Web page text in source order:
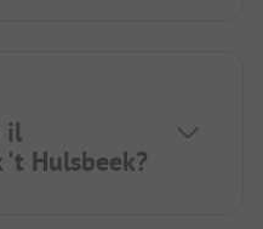
il
't Hulsbeek?